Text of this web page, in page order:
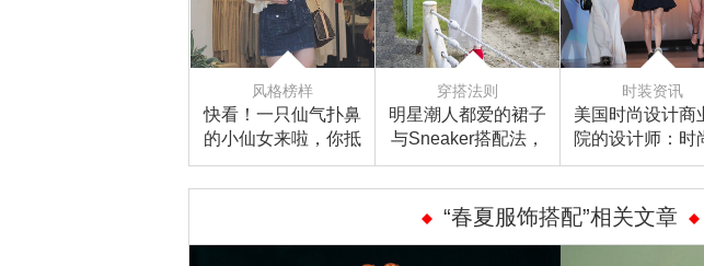
风格榜样
快看！一只仙气扑鼻
的小仙女来啦，你抵
抗得了吗？
穿搭法则
明星潮人都爱的裙子
与Sneaker搭配法，
不知道可就Out喽！
时装资讯
美国时尚设计商
院的设计师：时
观察
“春夏服饰搭配”相关文章